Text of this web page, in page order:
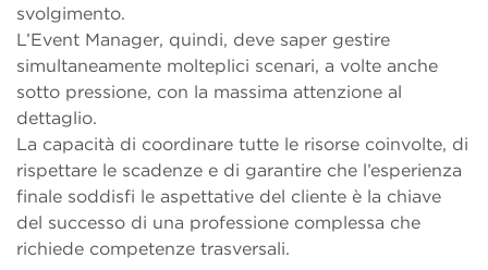
svolgimento.
L’Event Manager, quindi, deve saper gestire
simultaneamente molteplici scenari, a volte anche
sotto pressione, con la massima attenzione al
dettaglio.
La capacità di coordinare tutte le risorse coinvolte, di
rispettare le scadenze e di garantire che l’esperienza
finale soddisfi le aspettative del cliente è la chiave
del successo di una professione complessa che
richiede competenze trasversali.